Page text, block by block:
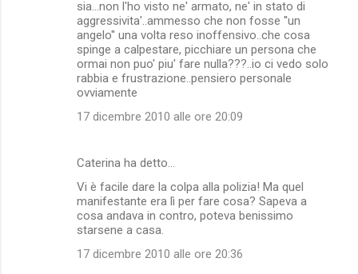
sia...non l'ho visto ne' armato, ne' in stato di
aggressivita'..ammesso che non fosse ''un
angelo'' una volta reso inoffensivo..che cosa
spinge a calpestare, picchiare un persona che
ormai non puo' piu' fare nulla???..io ci vedo solo
rabbia e frustrazione..pensiero personale
ovviamente
17 dicembre 2010 alle ore 20:09
Caterina ha detto…
Vi è facile dare la colpa alla polizia! Ma quel
manifestante era lì per fare cosa? Sapeva a
cosa andava in contro, poteva benissimo
starsene a casa.
17 dicembre 2010 alle ore 20:36